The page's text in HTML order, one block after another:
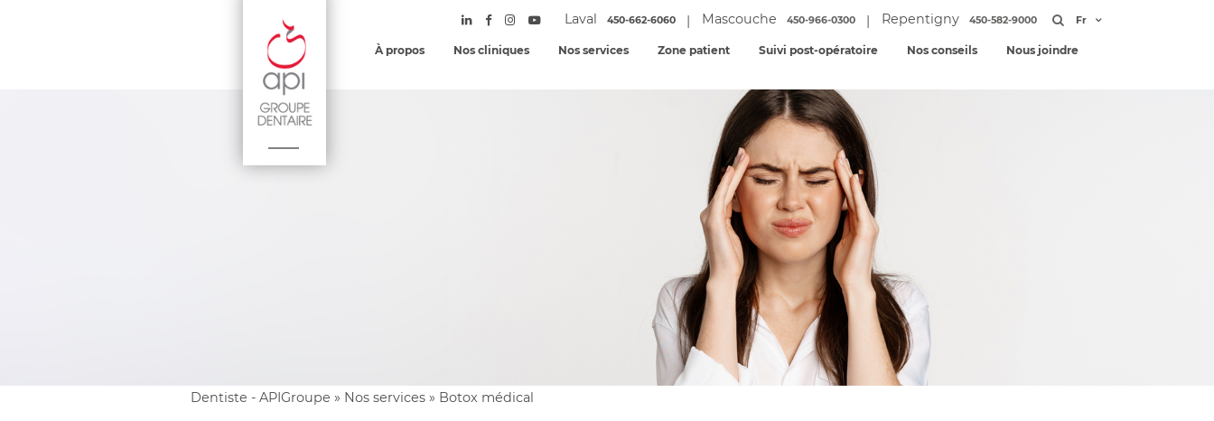
Laval 450-662-6060 | Mascouche 450-966-0300 | Repentigny 450-582-9000 Fr
À propos Nos cliniques Nos services Zone patient Suivi post-opératoire Nos conseils Nous joindre
Dentiste - APIGroupe » Nos services » Botox médical